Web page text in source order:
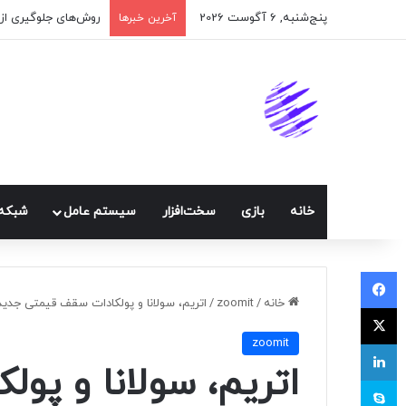
پنج‌شنبه, 6 آگوست 2026 آخرین خبرها اپلیکیشن
خانه بازی سخت‌افزار سيستم عامل
خانه /
zoomit
/ اتریم، سولانا و پولکادات سقف قیمتی
zoomit
اتریم، سولانا و
فیسبوک